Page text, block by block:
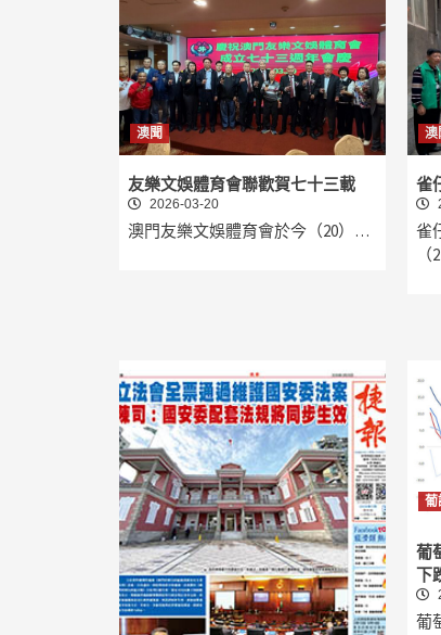
澳聞
友樂文娛體育會聯歡賀七十三載
2026-03-20
澳門友樂文娛體育會於今（20）…
澳
雀
雀
葡
葡
下
葡